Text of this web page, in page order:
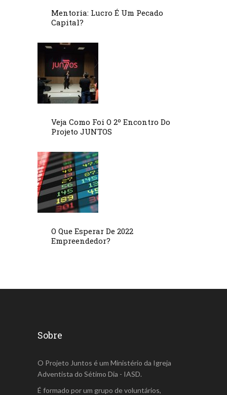
Mentoria: Lucro É Um Pecado
Capital?
Veja Como Foi O 2º Encontro Do
Projeto JUNTOS
O Que Esperar De 2022
Empreendedor?
Sobre
O Projeto Juntos é um Ministério da Igreja
Adventista do Sétimo Dia - IASD.
É formado por um grupo de voluntários,